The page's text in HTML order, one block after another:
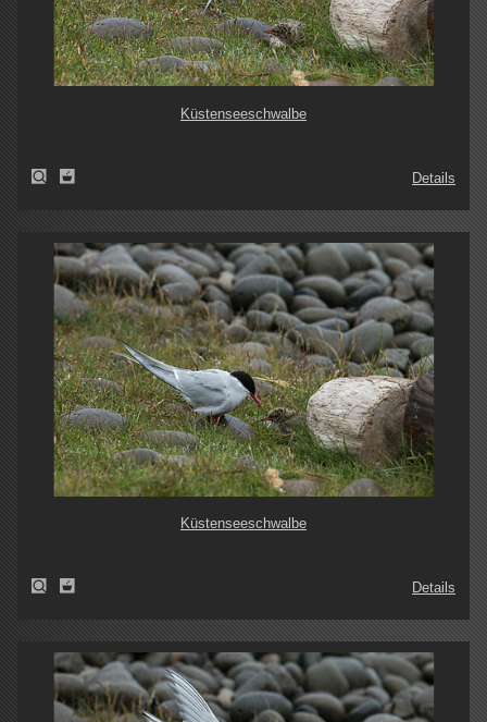
Küstenseeschwalbe
Details
Küstenseeschwalbe
Details